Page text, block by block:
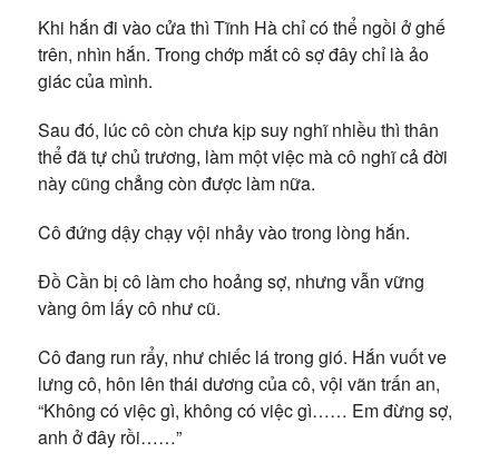
Khi hắn đi vào cửa thì Tĩnh Hà chỉ có thể ngồi ở ghế
trên, nhìn hắn. Trong chớp mắt cô sợ đây chỉ là ảo
giác của mình.
Sau đó, lúc cô còn chưa kịp suy nghĩ nhiều thì thân
thể đã tự chủ trương, làm một việc mà cô nghĩ cả đời
này cũng chẳng còn được làm nữa.
Cô đứng dậy chạy vội nhảy vào trong lòng hắn.
Đồ Cần bị cô làm cho hoảng sợ, nhưng vẫn vững
vàng ôm lấy cô như cũ.
Cô đang run rẩy, như chiếc lá trong gió. Hắn vuốt ve
lưng cô, hôn lên thái dương của cô, vội vãn trấn an,
“Không có việc gì, không có việc gì…… Em đừng sợ,
anh ở đây rồi……”